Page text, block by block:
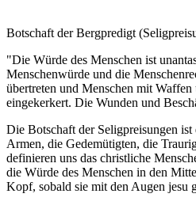
Botschaft der Bergpredigt
"Die Würde des Menschen ist
Menschenwürde und die
übertreten und Menschen mit
eingekerkert. Die Wunden und
Die Botschaft der Seligpreisungen
Armen, die Gedemütigten, die
definieren uns das christliche
die Würde des Menschen in den
Kopf, sobald sie mit den Augen jesu